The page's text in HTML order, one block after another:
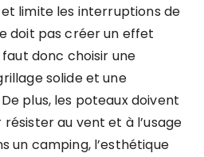
limite les interruptions de
doit pas créer un effet
donc choisir une
solide et une
plus, les poteaux doivent
au vent et à l’usage
un camping, l’esthétique